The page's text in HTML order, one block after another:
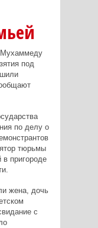
Мухаммеду
под
по делу о
тюрьмы
пригороде
жена, дочь
с